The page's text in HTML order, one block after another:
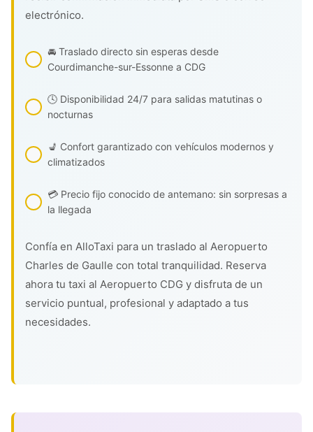
electrónico.
🚘 Traslado directo sin esperas desde
Courdimanche-sur-Essonne a CDG
🕓 Disponibilidad 24/7 para salidas matutinas o
nocturnas
💺 Confort garantizado con vehículos modernos y
climatizados
💳 Precio fijo conocido de antemano: sin sorpresas a
la llegada
Confía en AlloTaxi para un traslado al Aeropuerto
Charles de Gaulle con total tranquilidad. Reserva
ahora tu taxi al Aeropuerto CDG y disfruta de un
servicio puntual, profesional y adaptado a tus
necesidades.